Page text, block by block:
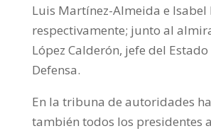
Luis Martínez-Almeida e Isabel
respectivamente; junto al
López Calderón, jefe del
Defensa.
En la tribuna de autoridades
también todos los presidentes